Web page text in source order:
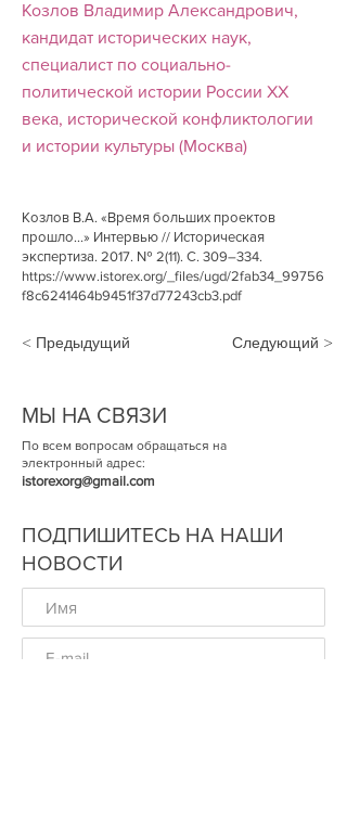
Козлов Владимир Александрович,
кандидат исторических наук,
специалист по социально-
политической истории России XX
века, исторической конфликтологии
и истории культуры (Москва)
Козлов В.А. «Время больших проектов
прошло...» Интервью // Историческая
экспертиза. 2017. № 2(11). С. 309–334.
https://www.istorex.org/_files/ugd/2fab34_99756
f8c6241464b9451f37d77243cb3.pdf
< Предыдущий Следующий >
МЫ НА СВЯЗИ
По всем вопросам обращаться на
электронный адрес:
istorexorg@gmail.com
ПОДПИШИТЕСЬ НА НАШИ
НОВОСТИ